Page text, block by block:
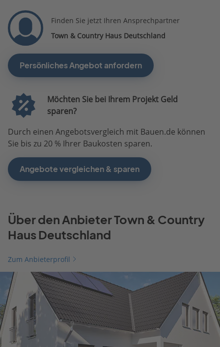
Finden Sie jetzt Ihren Ansprechpartner
Town & Country Haus Deutschland
Persönliches Angebot anfordern
Möchten Sie bei Ihrem Projekt Geld
sparen?
Durch einen Angebotsvergleich mit Bauen.de können
Sie bis zu 20 % Ihrer Baukosten sparen.
Angebote vergleichen & sparen
Über den Anbieter Town & Country
Haus Deutschland
Zum Anbieterprofil